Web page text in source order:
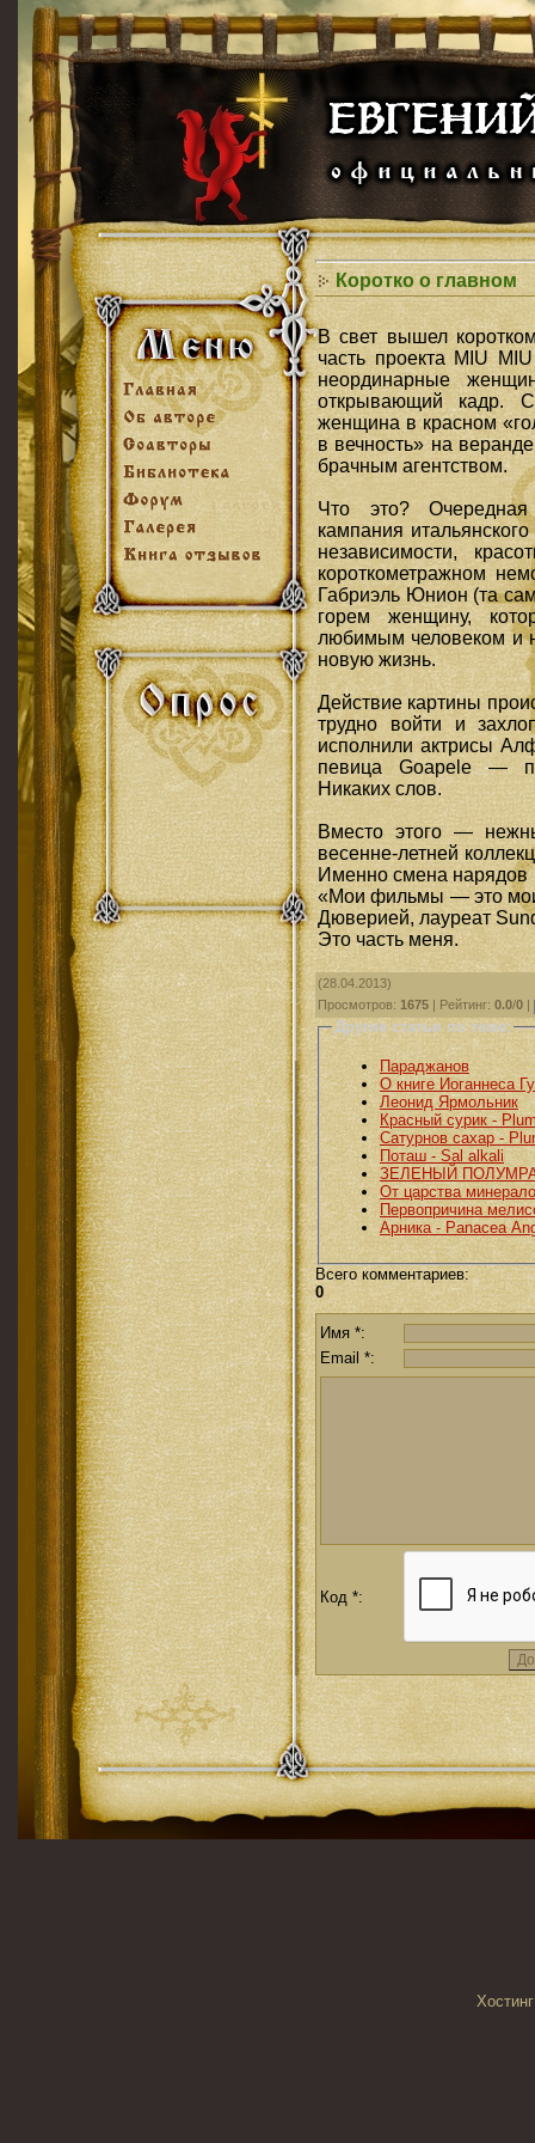
Коротко о главном
В свет вышел
часть проекта MIU
неординарные
открывающий кадр.
женщина в красном
в вечность» на
брачным агентством.
Что это? Очередная
кампания
независимости,
короткометражном
Габриэль Юнион (та
горем женщину,
любимым человеком и
новую жизнь.
Действие картины
трудно войти и
исполнили актрисы
певица Goapele —
Никаких слов.
Вместо этого —
весенне-летней
Именно смена нарядов
«Мои фильмы — это
Дюверией, лауреат
Это часть меня.
(28.04.2013)
Просмотров: 1675 Рейтинг: 0.0/0
Другие статьи по теме:
Параджанов
О книге Иоганнеса
Леонид Ярмольник
Красный сурик -
Сатурнов сахар -
Поташ - Sal alkali
ЗЕЛЕНЫЙ
От царства
Первопричина
Арника - Panacea
Всего комментариев:
0
Имя *:
Email *:
Код *: